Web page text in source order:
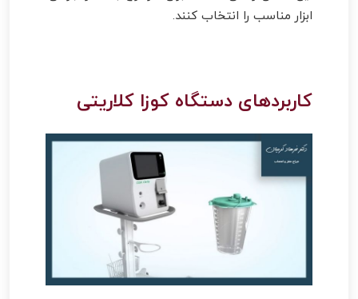
ابزار مناسب را انتخاب کنند.
کاربردهای دستگاه کوزا کلاریتی